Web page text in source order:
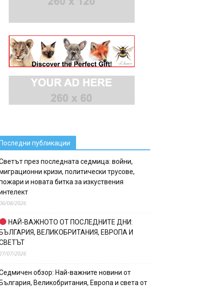
публикации
през последната седмица: войни,
кризи, политически трусове,
и новата битка за изкуствения
08/2026
НАЙ-ВАЖНОТО ОТ ПОСЛЕДНИТЕ ДНИ:
ВЕЛИКОБРИТАНИЯ, ЕВРОПА И
07/2026
обзор: Най-важните новини от
Великобритания, Европа и света от